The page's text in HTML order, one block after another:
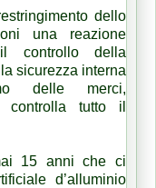
dello
una reazione
controllo della
sicurezza interna
delle merci,
controlla tutto il
15 anni che ci
d’alluminio